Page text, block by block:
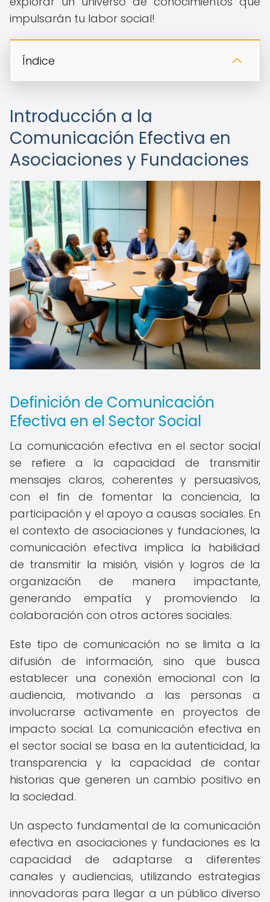
impulsarán tu labor social!
Índice
Introducción a la
Comunicación Efectiva en
Asociaciones y Fundaciones
Definición de Comunicación
Efectiva en el Sector Social
La comunicación efectiva en el sector social
se refiere a la capacidad de transmitir
mensajes claros, coherentes y persuasivos,
con el fin de fomentar la conciencia, la
participación y el apoyo a causas sociales. En
el contexto de asociaciones y fundaciones, la
comunicación efectiva implica la habilidad
de transmitir la misión, visión y logros de la
organización de manera impactante,
generando empatía y promoviendo la
colaboración con otros actores sociales.
Este tipo de comunicación no se limita a la
difusión de información, sino que busca
establecer una conexión emocional con la
audiencia, motivando a las personas a
involucrarse activamente en proyectos de
impacto social. La comunicación efectiva en
el sector social se basa en la autenticidad, la
transparencia y la capacidad de contar
historias que generen un cambio positivo en
la sociedad.
Un aspecto fundamental de la comunicación
efectiva en asociaciones y fundaciones es la
capacidad de adaptarse a diferentes
canales y audiencias, utilizando estrategias
innovadoras para llegar a un público diverso